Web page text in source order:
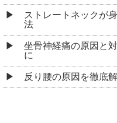
ストレートネックが
法
坐骨神経痛の原因と
に
反り腰の原因を徹底